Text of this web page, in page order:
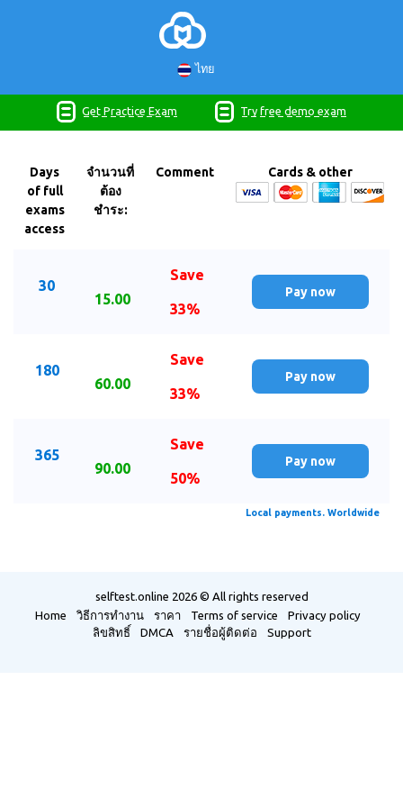
ไทย
Get Practice Exam Try free demo exam
Days
of full
exams
access
จำนวนที่
ต้อง
ชำระ:
Comment Cards & other
30
15.00
Save
33%
Pay now
180
60.00
Save
33%
Pay now
365
90.00
Save
50%
Pay now
Local payments. Worldwide
selftest.online 2026 © All rights reserved
Home
วิธีการทำงาน ราคา Terms of service
Privacy policy
ลิขสิทธิ์
DMCA รายชื่อผู้ติดต่อ Support